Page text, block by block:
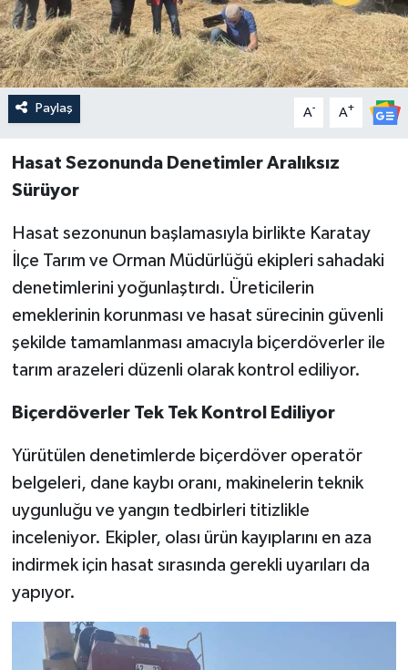
Paylaş A- A+
Hasat Sezonunda Denetimler Aralıksız
Sürüyor
Hasat sezonunun başlamasıyla birlikte Karatay
İlçe Tarım ve Orman Müdürlüğü ekipleri sahadaki
denetimlerini yoğunlaştırdı. Üreticilerin
emeklerinin korunması ve hasat sürecinin güvenli
şekilde tamamlanması amacıyla biçerdöverler ile
tarım arazeleri düzenli olarak kontrol ediliyor.
Biçerdöverler Tek Tek Kontrol Ediliyor
Yürütülen denetimlerde biçerdöver operatör
belgeleri, dane kaybı oranı, makinelerin teknik
uygunluğu ve yangın tedbirleri titizlikle
inceleniyor. Ekipler, olası ürün kayıplarını en aza
indirmek için hasat sırasında gerekli uyarıları da
yapıyor.